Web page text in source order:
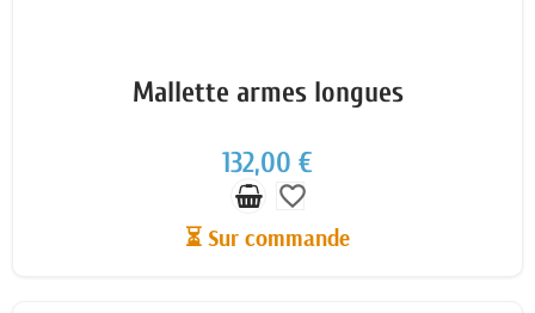
Mallette armes longues
132,00 €
favorite_border
⏳ Sur commande